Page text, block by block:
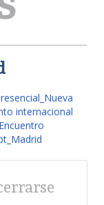
internacional